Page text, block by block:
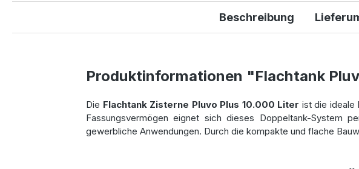
Beschreibung
Produktinformationen "Flachtank
Die Flachtank Zisterne Pluvo Plus 10.000 Liter ist die ideale
Fassungsvermögen eignet sich dieses Doppeltank-System
gewerbliche Anwendungen. Durch die kompakte und flache